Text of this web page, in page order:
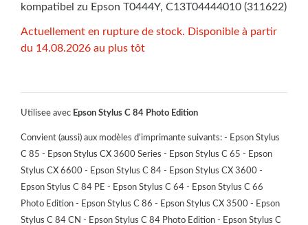
kompatibel zu Epson T0444Y, C13T04444010 (311622)
Actuellement en rupture de stock. Disponible à partir
du 14.08.2026 au plus tôt
Utilisee avec Epson Stylus C 84 Photo Edition
Convient (aussi) aux modèles d'imprimante suivants: - Epson Stylus
C 85 - Epson Stylus CX 3600 Series - Epson Stylus C 65 - Epson
Stylus CX 6600 - Epson Stylus C 84 - Epson Stylus CX 3600 -
Epson Stylus C 84 PE - Epson Stylus C 64 - Epson Stylus C 66
Photo Edition - Epson Stylus C 86 - Epson Stylus CX 3500 - Epson
Stylus C 84 CN - Epson Stylus C 84 Photo Edition - Epson Stylus C